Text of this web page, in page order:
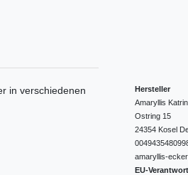
in verschiedenen
Hersteller
Amaryllis
Ostring 15
24354 Kosel
amaryllis-
EU-